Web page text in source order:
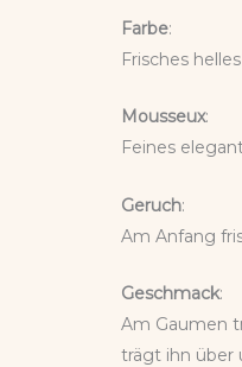
Farbe:
Frisches
Mousseux:
Feines
Geruch:
Am Anfang
Geschmack:
Am Gaumen
trägt ihn über